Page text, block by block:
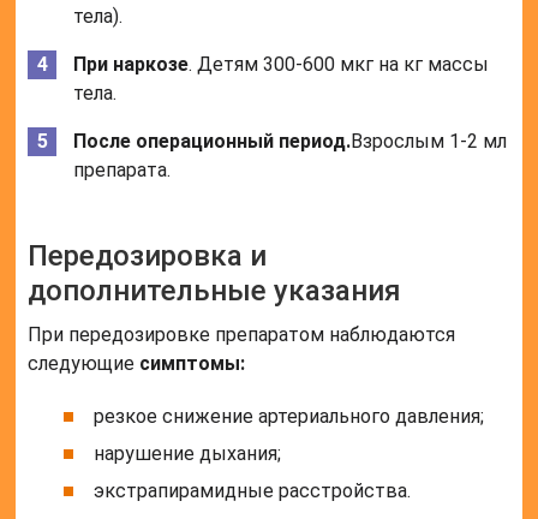
тела).
При наркозе. Детям 300-600 мкг на кг массы
тела.
После операционный период.Взрослым 1-2 мл
препарата.
Передозировка и
дополнительные указания
При передозировке препаратом наблюдаются
следующие симптомы:
резкое снижение артериального давления;
нарушение дыхания;
экстрапирамидные расстройства.